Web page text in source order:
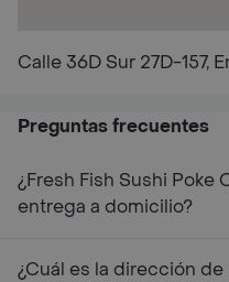
Calle 36D Sur 27D-157,
Preguntas frecuentes
¿Fresh Fish Sushi Poke Cl. 45 -
entrega a domicilio?
¿Cuál es la dirección de